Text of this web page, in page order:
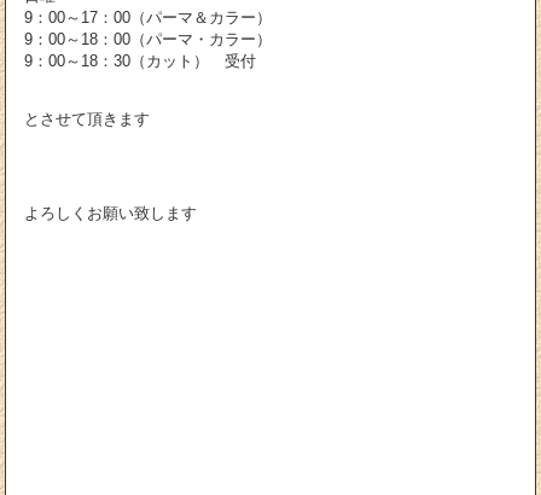
9：00～17：00（パーマ＆カラー）
9：00～18：00（パーマ・カラー）
9：00～18：30（カット） 受付
とさせて頂きます
よろしくお願い致します